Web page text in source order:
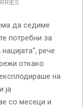
да седиме
потребни за
рече
откако
на
ја
со месеци и